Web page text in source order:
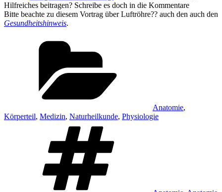
Hilfreiches beitragen? Schreibe es doch in die Kommentare
Bitte beachte zu diesem Vortrag über Luftröhre?? auch den auch den
Gesundheitshinweis.
Anatomie,
Körperteil, Medizin, Naturheilkunde, Physiologie